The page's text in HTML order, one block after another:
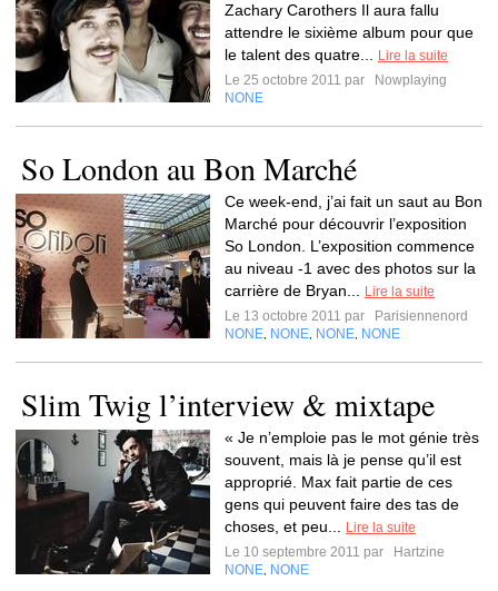
Zachary Carothers Il aura fallu
attendre le sixième album pour que
le talent des quatre...
Lire la suite
Le 25 octobre 2011 par
Nowplaying
NONE
So London au Bon Marché
Ce week-end, j’ai fait un saut au Bon
Marché pour découvrir l’exposition
So London. L’exposition commence
au niveau -1 avec des photos sur la
carrière de Bryan...
Lire la suite
Le 13 octobre 2011 par
Parisiennenord
NONE NONE NONE NONE
Slim Twig l’interview & mixtape
« Je n’emploie pas le mot génie très
souvent, mais là je pense qu’il est
approprié. Max fait partie de ces
gens qui peuvent faire des tas de
choses, et peu...
Lire la suite
Le 10 septembre 2011 par
Hartzine
NONE NONE